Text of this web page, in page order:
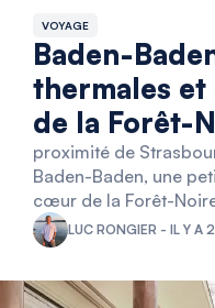
VOYAGE
Baden-
thermales
de la Forêt-
proximité de
Baden-Baden, une
cœur de la Forêt-
LUC RONGIER - IL Y A